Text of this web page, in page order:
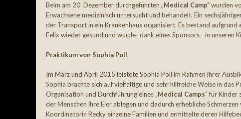
Beim am 20. Dezember durchgeführten „Medical Camp“wurden
Erwachsene medizinisch untersucht und behandelt. Ein
der Transport in ein Krankenhaus organisiert. Es bestand
Felix wieder gesund und wurde- dank eines Sponsors- in unseren
Praktikum von Sophia Poll
Im März und April 2015 leistete Sophia Poll im Rahmen ihrer
Sophia brachte sich auf vielfältige und sehr hilfreiche Weise in
Organisation und Durchführung eines „Medical Camps“ für Kinder
der Menschen ihre Eier ablegen und dadurch erhebliche
Koordinatorin Recky einzelne Familien und ermittelte deren